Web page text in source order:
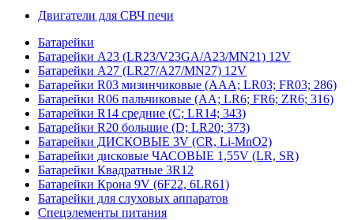
Двигатели для СВЧ печи
Батарейки
Батарейки A23 (LR23/V23GA/A23/MN21) 12V
Батарейки A27 (LR27/A27/MN27) 12V
Батарейки R03 мизинчиковые (AAA; LR03; FR03; 286)
Батарейки R06 пальчиковые (AA; LR6; FR6; ZR6; 316)
Батарейки R14 средние (C; LR14; 343)
Батарейки R20 большие (D; LR20; 373)
Батарейки ДИСКОВЫЕ 3V (CR, Li-MnO2)
Батарейки дисковые ЧАСОВЫЕ 1,55V (LR, SR)
Батарейки Квадратные 3R12
Батарейки Крона 9V (6F22, 6LR61)
Батарейки для слуховых аппаратов
Спецэлементы питания